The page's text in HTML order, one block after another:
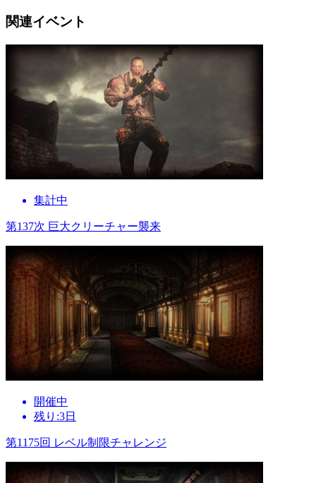
関連イベント
集計中
第137次 巨大クリーチャー襲来
開催中
残り:3日
第1175回 レベル制限チャレンジ